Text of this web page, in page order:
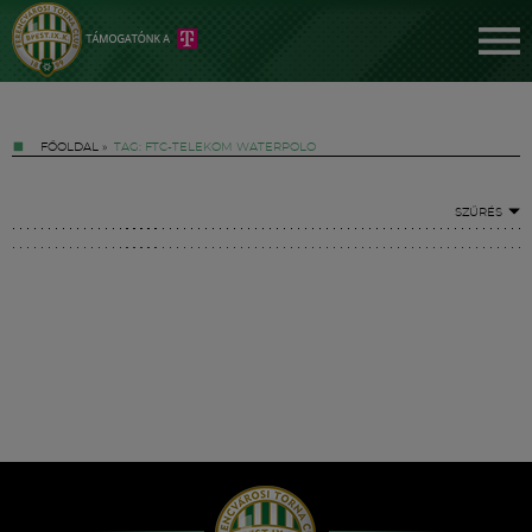
FŐOLDAL » TAG: FTC-TELEKOM WATERPOLO
SZŰRÉS
Hírek